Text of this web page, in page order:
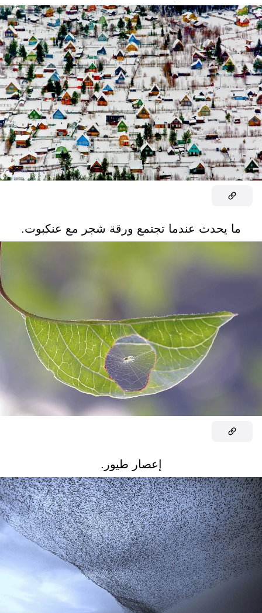
ما يحدث عندما تجتمع ورقة شجر مع عنكبوت.
إعصار طيور.